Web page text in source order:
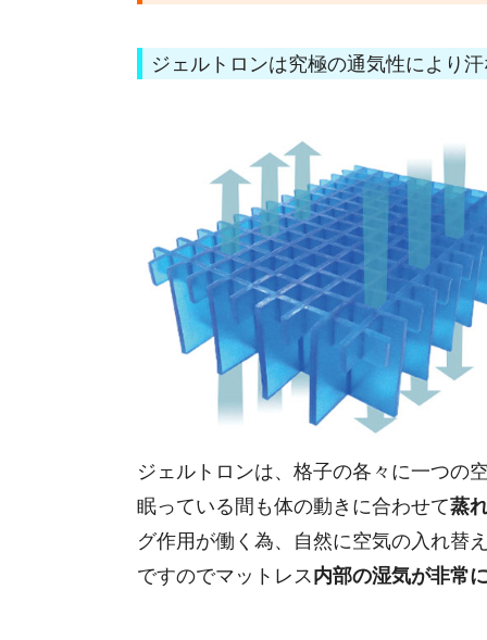
ジェルトロンは究極の通気性により
ジェルトロンは、格子の各々に一つの
眠っている間も体の動きに合わせて蒸
グ作用が働く為、自然に空気の入れ替
ですのでマットレス内部の湿気が非常